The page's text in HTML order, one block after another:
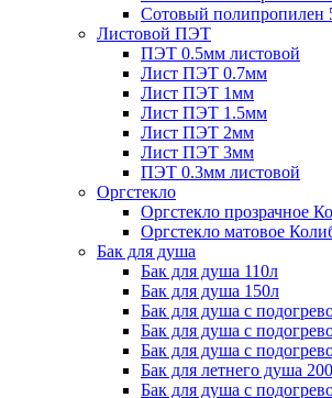
Сотовый полипропилен
Листовой ПЭТ
ПЭТ 0.5мм листовой
Лист ПЭТ 0.7мм
Лист ПЭТ 1мм
Лист ПЭТ 1.5мм
Лист ПЭТ 2мм
Лист ПЭТ 3мм
ПЭТ 0.3мм листовой
Оргстекло
Оргстекло прозрачное
Оргстекло матовое
Бак для душа
Бак для душа 110л
Бак для душа 150л
Бак для душа с
Бак для душа с
Бак для душа с
Бак для летнего душа
Бак для душа с